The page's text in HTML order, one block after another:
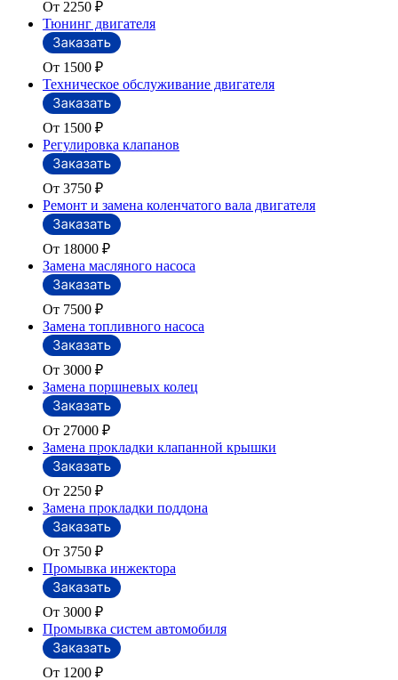
От 2250 ₽
Тюнинг двигателя
От 1500 ₽
Техническое обслуживание двигателя
От 1500 ₽
Регулировка клапанов
От 3750 ₽
Ремонт и замена коленчатого вала двигателя
От 18000 ₽
Замена масляного насоса
От 7500 ₽
Замена топливного насоса
От 3000 ₽
Замена поршневых колец
От 27000 ₽
Замена прокладки клапанной крышки
От 2250 ₽
Замена прокладки поддона
От 3750 ₽
Промывка инжектора
От 3000 ₽
Промывка систем автомобиля
От 1200 ₽